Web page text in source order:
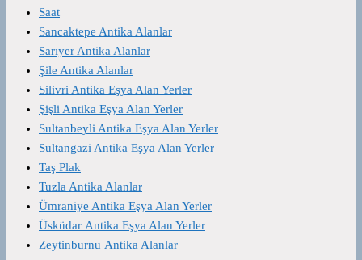
Saat
Sancaktepe Antika Alanlar
Sarıyer Antika Alanlar
Şile Antika Alanlar
Silivri Antika Eşya Alan Yerler
Şişli Antika Eşya Alan Yerler
Sultanbeyli Antika Eşya Alan Yerler
Sultangazi Antika Eşya Alan Yerler
Taş Plak
Tuzla Antika Alanlar
Ümraniye Antika Eşya Alan Yerler
Üsküdar Antika Eşya Alan Yerler
Zeytinburnu Antika Alanlar